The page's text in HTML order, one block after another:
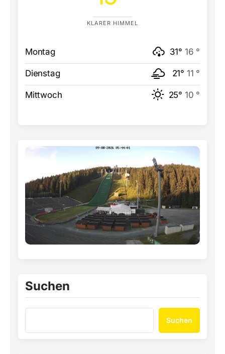
KLARER HIMMEL
Montag 31° 16 °
Dienstag 21° 11 °
Mittwoch 25° 10 °
Suchen
Suchen